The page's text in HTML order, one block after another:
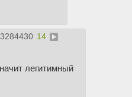
3284430 14
легитимный